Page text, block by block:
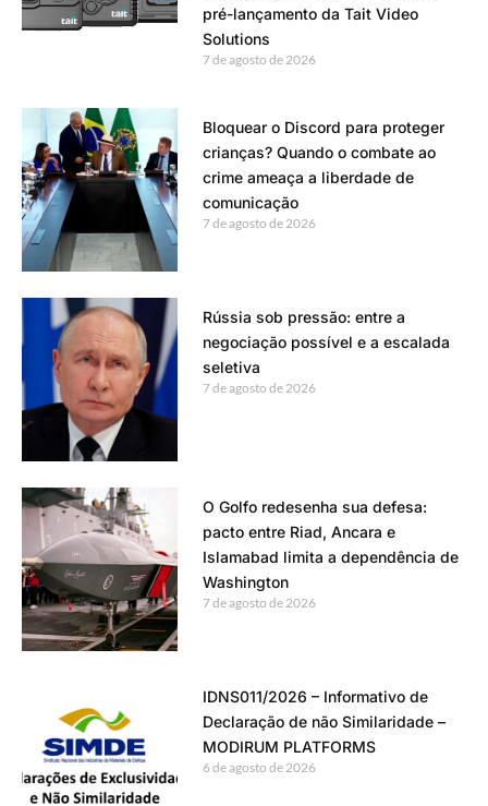
pré-lançamento da Tait Video
Solutions
7 de agosto de 2026
Bloquear o Discord para proteger
crianças? Quando o combate ao
crime ameaça a liberdade de
comunicação
7 de agosto de 2026
Rússia sob pressão: entre a
negociação possível e a escalada
seletiva
7 de agosto de 2026
O Golfo redesenha sua defesa:
pacto entre Riad, Ancara e
Islamabad limita a dependência de
Washington
7 de agosto de 2026
IDNS011/2026 – Informativo de
Declaração de não Similaridade –
MODIRUM PLATFORMS
6 de agosto de 2026